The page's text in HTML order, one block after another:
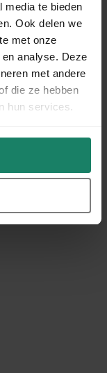
media te bieden
Ook delen we
met onze
analyse. Deze
met andere
die ze hebben
hun services.